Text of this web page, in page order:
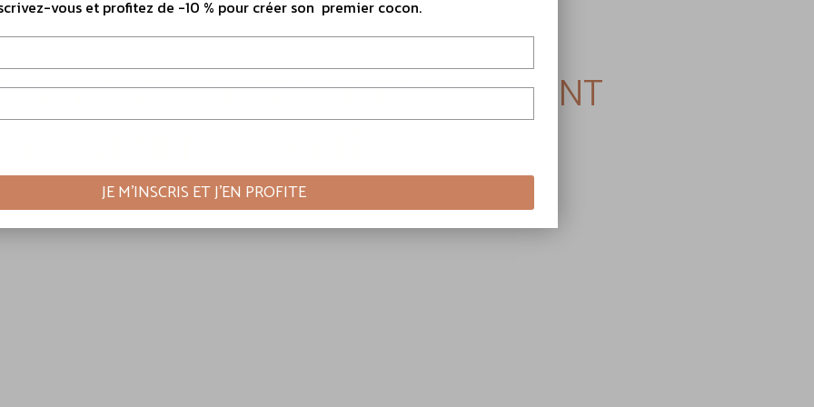
Prix
469,00 €
QUI ONT ACHETÉ CE PRODUIT ONT
vous et profitez de -10 % pour créer son premier cocon.
JE M’INSCRIS ET J’EN PROFITE